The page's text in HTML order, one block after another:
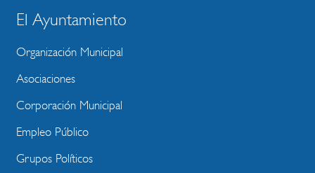
BLOQUE
MENU
WEBSITE
El Ayuntamiento
Organización Municipal
Asociaciones
Corporación Municipal
Empleo Público
Grupos Políticos